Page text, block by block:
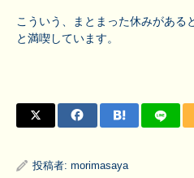
こういう、まとまった休みがある
と満喫しています。
投稿者: morimasaya